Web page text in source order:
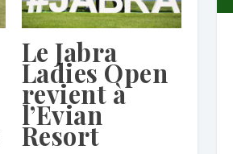
Le Jabra
Ladies Open
revient à
l’Evian
Resort